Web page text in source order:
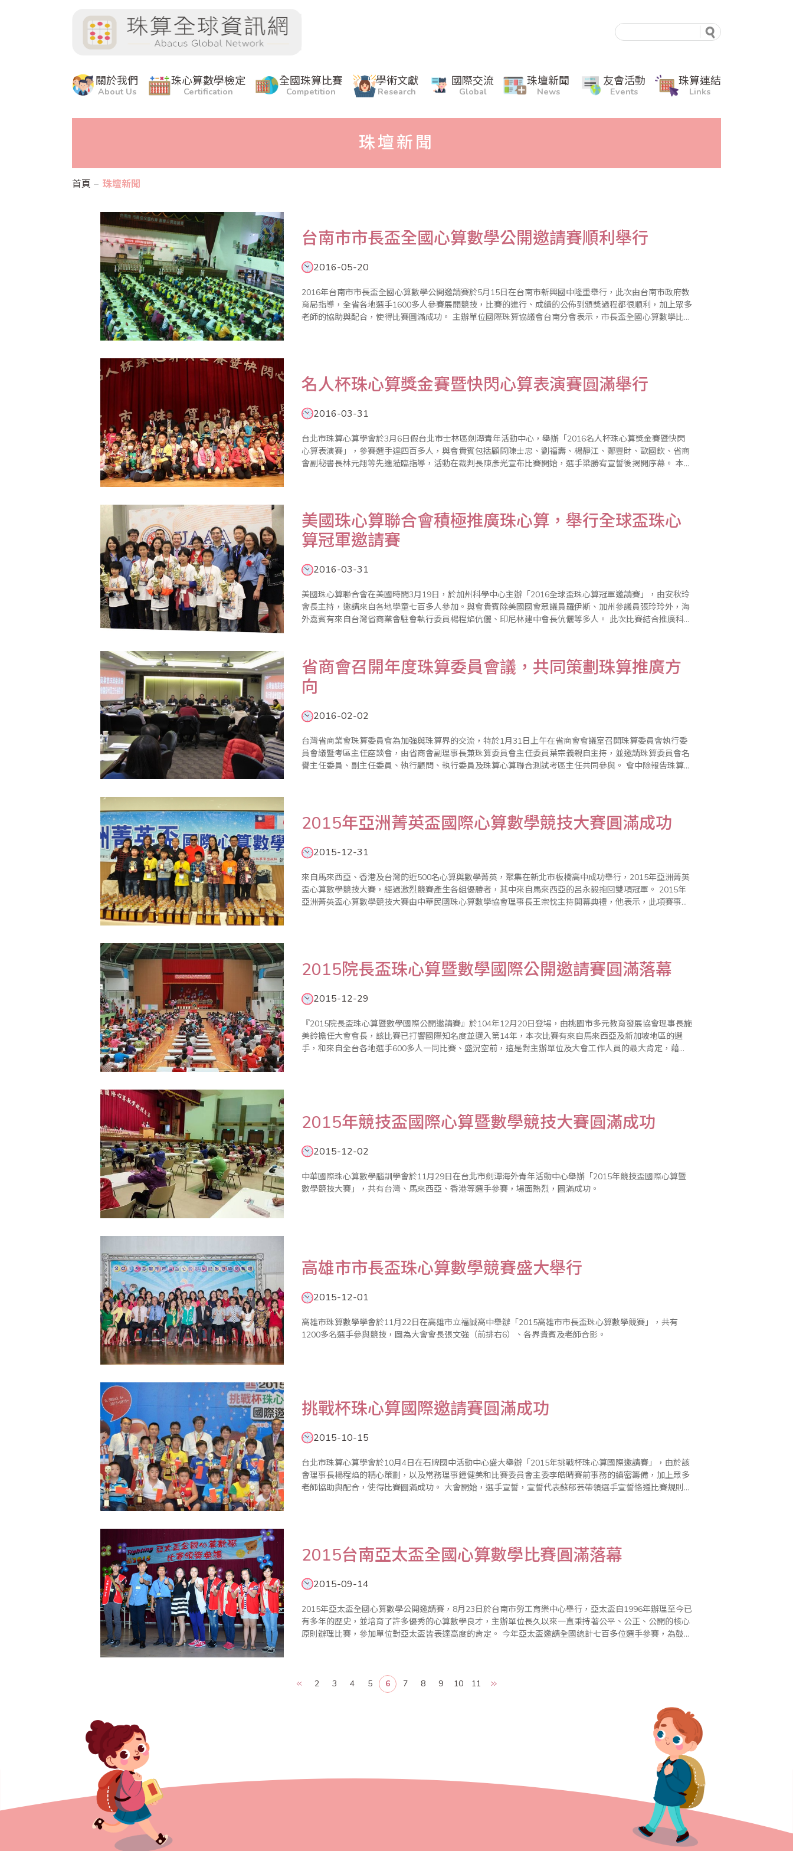
關於我們
About Us
珠心算數學檢定
Certification
全國珠算比賽
Competition
學術文獻
Research
國際交流
Global
珠壇新聞
News
友會活動
Events
珠算連結
Links
珠壇新聞
首頁 珠壇新聞
台南市市長盃全國心算數學公開邀請賽順利舉行
2016-05-20
2016年台南市市長盃全國心算數學公開邀請賽於5月15日在台南市新興國中隆重舉行，此次由台南市政府教
育局指導，全省各地選手1600多人參賽展開競技，比賽的進行、成績的公佈到頒獎過程都很順利，加上眾多
老師的協助與配合，使得比賽圓滿成功。 主辦單位國際珠算協議會台南分會表示，市長盃全國心算數學比
名人杯珠心算獎金賽暨快閃心算表演賽圓滿舉行
2016-03-31
台北市珠算心算學會於3月6日假台北市士林區劍潭青年活動中心，舉辦「2016名人杯珠心算獎金賽暨快閃
心算表演賽」，參賽選手達四百多人，與會貴賓包括顧問陳士忠、劉福壽、楊靜江、鄭豐財、歐國欽、省商
會副秘書長林元翔等先進蒞臨指導，活動在裁判長陳彥光宣布比賽開始，選手梁勝宥宣誓後揭開序幕。 本次
美國珠心算聯合會積極推廣珠心算，舉行全球盃珠心
算冠軍邀請賽
2016-03-31
美國珠心算聯合會在美國時間3月19日，於加州科學中心主辦「2016全球盃珠心算冠軍邀請賽」，由安秋玲
會長主持，邀請來自各地學童七百多人參加。與會貴賓除美國國會眾議員羅伊斯、加州參議員張玲玲外，海
外嘉賓有來自台灣省商業會駐會執行委員楊程焰伉儷、印尼林建中會長伉儷等多人。 此次比賽結合推廣科學
省商會召開年度珠算委員會議，共同策劃珠算推廣方
向
2016-02-02
台灣省商業會珠算委員會為加強與珠算界的交流，特於1月31日上午在省商會會議室召開珠算委員會執行委
員會議暨考區主任座談會，由省商會副理事長兼珠算委員會主任委員葉宗義親自主持，並邀請珠算委員會名
譽主任委員、副主任委員、執行顧問、執行委員及珠算心算聯合測試考區主任共同參與。 會中除報告珠算委
​2015年亞洲菁英盃國際心算數學競技大賽圓滿成功
2015-12-31
來自馬來西亞、香港及台灣的近500名心算與數學菁英，聚集在新北市板橋高中成功舉行，2015年亞洲菁英
盃心算數學競技大賽，經過激烈競賽產生各組優勝者，其中來自馬來西亞的呂永毅抱回雙項冠軍。 2015年
亞洲菁英盃心算數學競技大賽由中華民國珠心算數學協會理事長王宗忱主持開幕典禮，他表示，此項賽事主
2015院長盃珠心算暨數學國際公開邀請賽圓滿落幕
2015-12-29
『2015院長盃珠心算暨數學國際公開邀請賽』於104年12月20日登場，由桃園市多元教育發展協會理事長施
美鈴擔任大會會長，該比賽已打響國際知名度並邁入第14年，本次比賽有來自馬來西亞及新加坡地區的選
手，和來自全台各地選手600多人一同比賽、盛況空前，這是對主辦單位及大會工作人員的最大肯定，藉由
2015年競技盃國際心算暨數學競技大賽圓滿成功
2015-12-02
中華國際珠心算數學腦訓學會於11月29日在台北市劍潭海外青年活動中心舉辦「2015年競技盃國際心算暨
數學競技大賽」，共有台灣、馬來西亞、香港等選手參賽，場面熱烈，圓滿成功。
高雄市市長盃珠心算數學競賽盛大舉行
2015-12-01
高雄市珠算數學學會於11月22日在高雄市立福誠高中舉辦「2015高雄市市長盃珠心算數學競賽」，共有
1200多名選手參與競技，圖為大會會長張文強（前排右6）、各界貴賓及老師合影。
挑戰杯珠心算國際邀請賽圓滿成功
2015-10-15
台北市珠算心算學會於10月4日在石牌國中活動中心盛大舉辦「2015年挑戰杯珠心算國際邀請賽」，由於該
會理事長楊程焰的精心策劃，以及常務理事鍾健美和比賽委員會主委李皓晴賽前事務的縝密籌備，加上眾多
老師協助與配合，使得比賽圓滿成功。 大會開始，選手宣誓，宣誓代表蘇郁芸帶領選手宣誓恪遵比賽規則並
2015台南亞太盃全國心算數學比賽圓滿落幕
2015-09-14
2015年亞太盃全國心算數學公開邀請賽，8月23日於台南市勞工育樂中心舉行，亞太盃自1996年辦理至今已
有多年的歷史，並培育了許多優秀的心算數學良才，主辦單位長久以來一直秉持著公平、公正、公開的核心
原則辦理比賽，參加單位對亞太盃皆表達高度的肯定。 今年亞太盃邀請全國總計七百多位選手參賽，為鼓勵
2 3 4 5 6 7 8 9 10 11